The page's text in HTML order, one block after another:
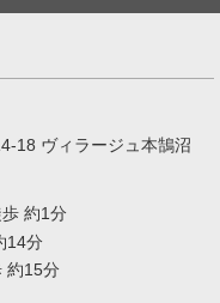
18 ヴィラージュ本鵠沼
約1分
14分
約15分